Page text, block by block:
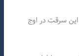
سرقت در اوج